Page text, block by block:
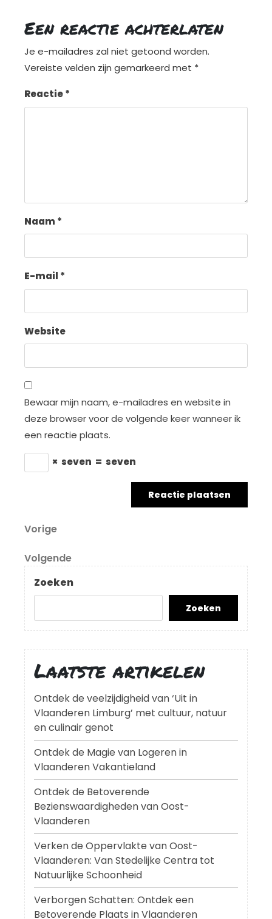
Een reactie achterlaten
Je e-mailadres zal niet getoond worden.
Vereiste velden zijn gemarkeerd met *
Reactie*
Naam *
E-mail *
Website
Bewaar mijn naam, e-mailadres en website in
deze browser voor de volgende keer wanneer ik
een reactie plaats.
× seven = seven
Berichtnavigatie
Vorig
Vorige
Volgend
bericht
Volgende
Zoeken
Zoeken
Laatste artikelen
Ontdek de veelzijdigheid van ‘Uit in
Vlaanderen Limburg’ met cultuur, natuur
en culinair genot
Ontdek de Magie van Logeren in
Vlaanderen Vakantieland
Ontdek de Betoverende
Bezienswaardigheden van Oost-
Vlaanderen
Verken de Oppervlakte van Oost-
Vlaanderen: Van Stedelijke Centra tot
Natuurlijke Schoonheid
Verborgen Schatten: Ontdek een
Betoverende Plaats in Vlaanderen